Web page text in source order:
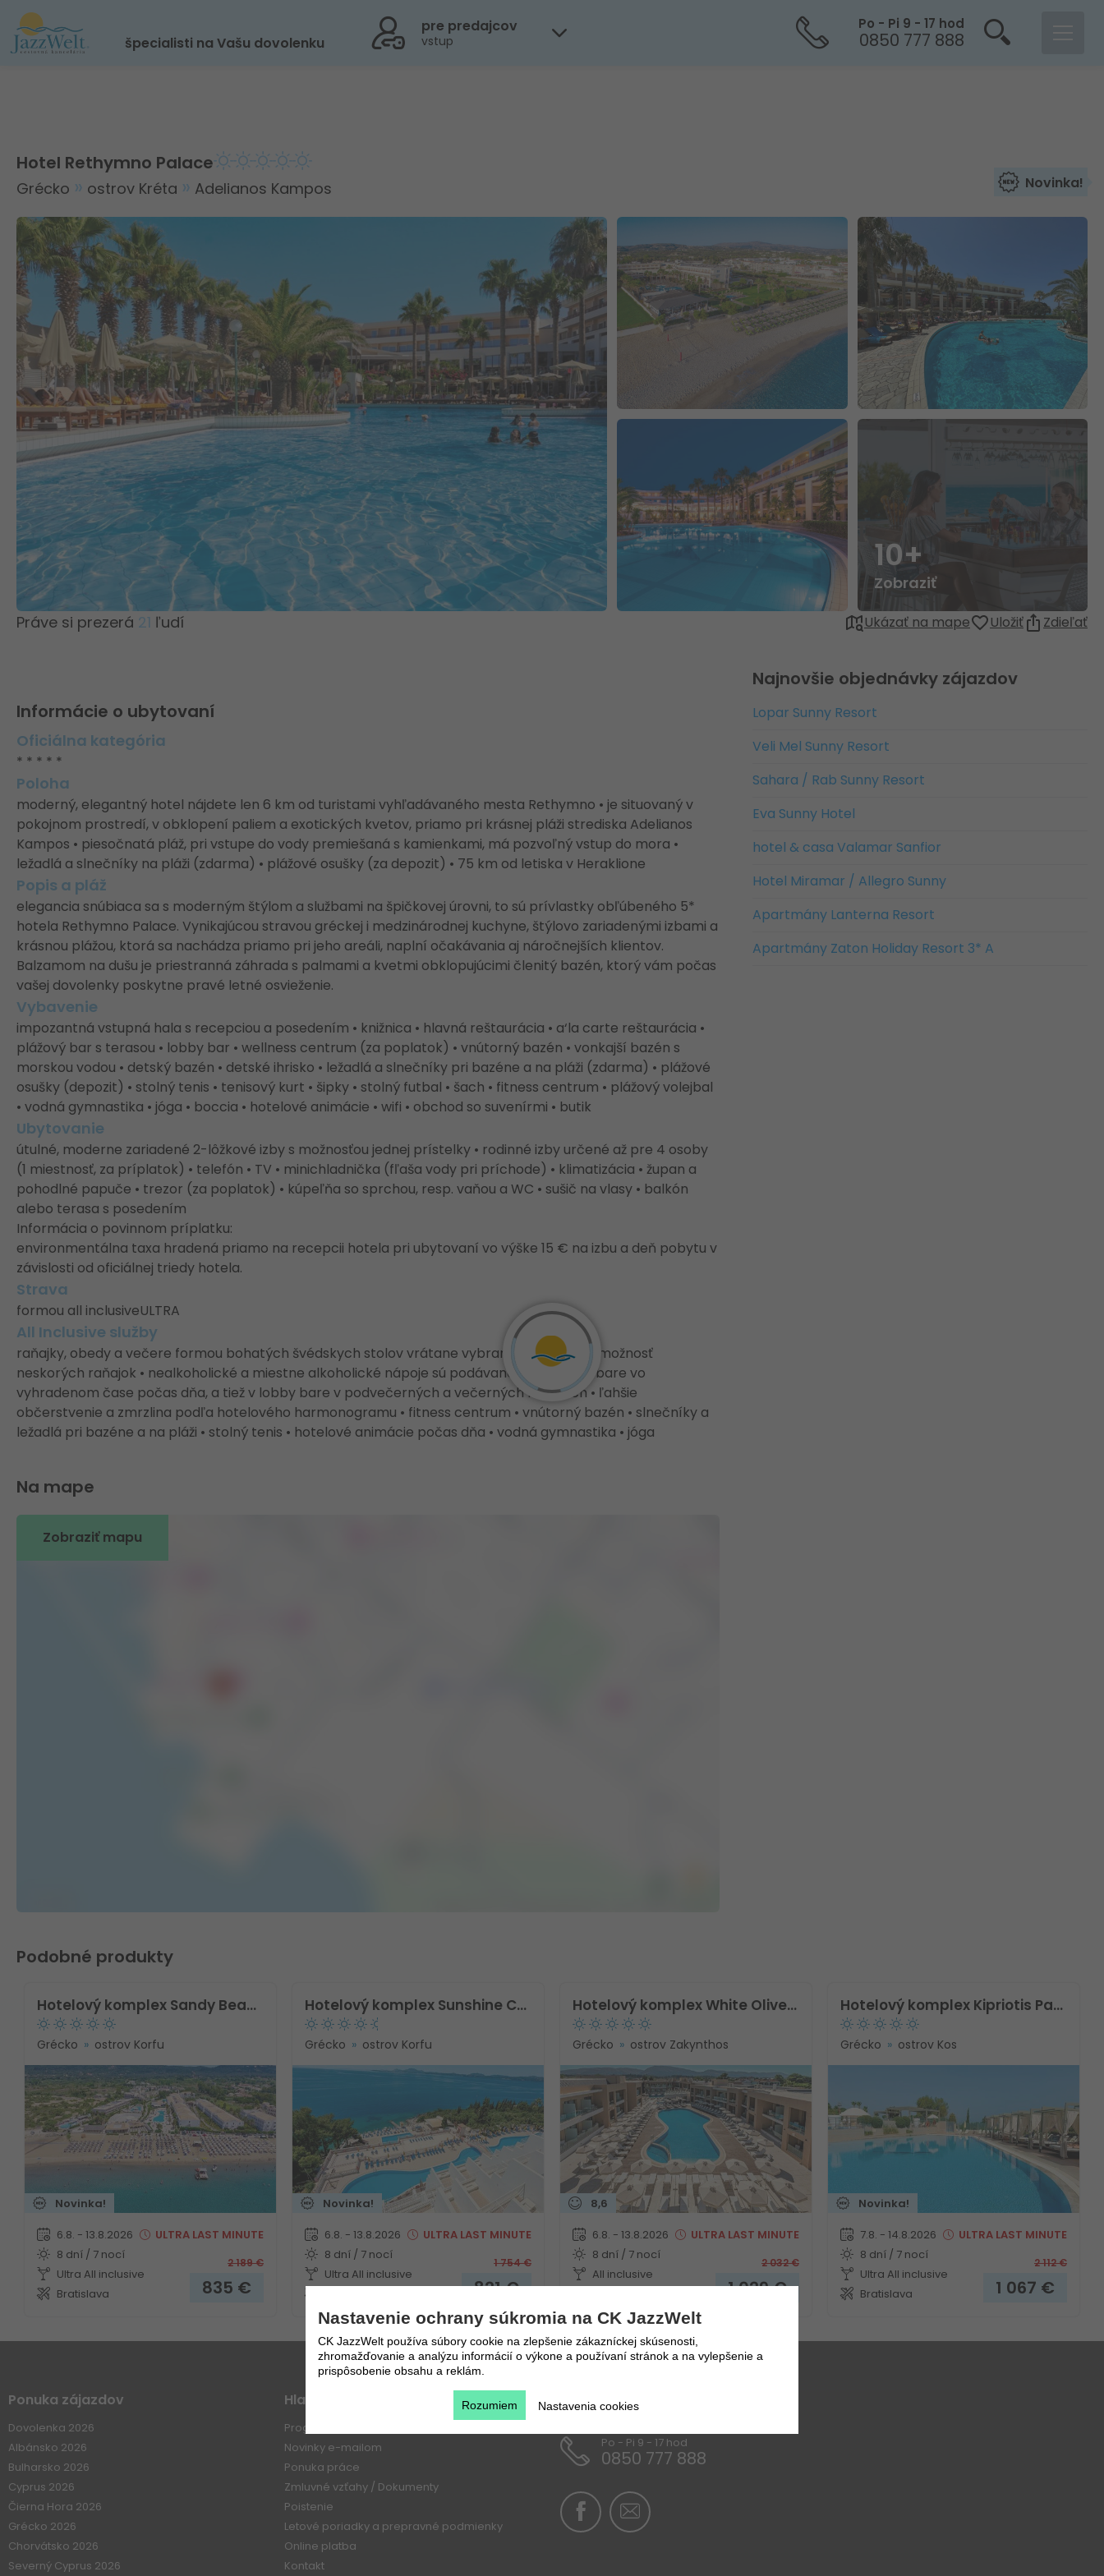
špecialisti na Vašu dovolenku
pre predajcov
vstup
Po - Pi 9 - 17 hod
0850 777 888
Hotel Rethymno Palace
Grécko ostrov Kréta Adelianos Kampos Novinka!
10+
Zobraziť
Práve si prezerá 21 ľudí Ukázať na mape Uložiť Zdieľať
Informácie o ubytovaní
Oficiálna kategória
* * * * *
Poloha
moderný, elegantný hotel nájdete len 6 km od turistami vyhľadávaného mesta Rethymno • je situovaný v
pokojnom prostredí, v obklopení paliem a exotických kvetov, priamo pri krásnej pláži strediska Adelianos
Kampos • piesočnatá pláž, pri vstupe do vody premiešaná s kamienkami, má pozvoľný vstup do mora •
ležadlá a slnečníky na pláži (zdarma) • plážové osušky (za depozit) • 75 km od letiska v Heraklione
Popis a pláž
elegancia snúbiaca sa s moderným štýlom a službami na špičkovej úrovni, to sú prívlastky obľúbeného 5*
hotela Rethymno Palace. Vynikajúcou stravou gréckej i medzinárodnej kuchyne, štýlovo zariadenými izbami a
krásnou plážou, ktorá sa nachádza priamo pri jeho areáli, naplní očakávania aj náročnejších klientov.
Balzamom na dušu je priestranná záhrada s palmami a kvetmi obklopujúcimi členitý bazén, ktorý vám počas
vašej dovolenky poskytne pravé letné osvieženie.
Vybavenie
impozantná vstupná hala s recepciou a posedením • knižnica • hlavná reštaurácia • a‘la carte reštaurácia •
plážový bar s terasou • lobby bar • wellness centrum (za poplatok) • vnútorný bazén • vonkajší bazén s
morskou vodou • detský bazén • detské ihrisko • ležadlá a slnečníky pri bazéne a na pláži (zdarma) • plážové
osušky (depozit) • stolný tenis • tenisový kurt • šipky • stolný futbal • šach • fitness centrum • plážový volejbal
• vodná gymnastika • jóga • boccia • hotelové animácie • wifi • obchod so suvenírmi • butik
Ubytovanie
útulné, moderne zariadené 2-lôžkové izby s možnosťou jednej prístelky • rodinné izby určené až pre 4 osoby
(1 miestnosť, za príplatok) • telefón • TV • minichladnička (fľaša vody pri príchode) • klimatizácia • župan a
pohodlné papuče • trezor (za poplatok) • kúpeľňa so sprchou, resp. vaňou a WC • sušič na vlasy • balkón
alebo terasa s posedením
Informácia o povinnom príplatku:
environmentálna taxa hradená priamo na recepcii hotela pri ubytovaní vo výške 15 € na izbu a deň pobytu v
závislosti od oficiálnej triedy hotela.
Strava
formou all inclusiveULTRA
All Inclusive služby
raňajky, obedy a večere formou bohatých švédskych stolov vrátane vybraných nápojov • možnosť
neskorých raňajok • nealkoholické a miestne alkoholické nápoje sú podávané v plážovom bare vo
vyhradenom čase počas dňa, a tiež v lobby bare v podvečerných a večerných hodinách • ľahšie
občerstvenie a zmrzlina podľa hotelového harmonogramu • fitness centrum • vnútorný bazén • slnečníky a
ležadlá pri bazéne a na pláži • stolný tenis • hotelové animácie počas dňa • vodná gymnastika • jóga
Na mape
Zobraziť mapu
Najnovšie objednávky zájazdov
Lopar Sunny Resort
Veli Mel Sunny Resort
Sahara / Rab Sunny Resort
Eva Sunny Hotel
hotel & casa Valamar Sanfior
Hotel Miramar / Allegro Sunny
Apartmány Lanterna Resort
Apartmány Zaton Holiday Resort 3* A
Podobné produkty
Hotelový komplex Sandy Beach Resort
Grécko ostrov Korfu
Novinka!
6.8. - 13.8.2026
8 dní / 7 nocí
Ultra All inclusive
Bratislava
ULTRA LAST MINUTE
2 189€
835 €
Hotelový komplex Sunshine Corfu Hotel & Spa
Grécko ostrov Korfu
Novinka!
6.8. - 13.8.2026
8 dní / 7 nocí
Ultra All inclusive
ULTRA LAST MINUTE
1 754€
821€
Hotelový komplex White Olive Elite Laganas
Grécko ostrov Zakynthos
8,6
6.8. - 13.8.2026
8 dní / 7 nocí
All inclusive
ULTRA LAST MINUTE
2 032€
1 029€
Hotelový komplex Kipriotis Panorama Hotel & Suite
Grécko ostrov Kos
Novinka!
7.8. - 14.8.2026
8 dní / 7 nocí
Ultra All inclusive
Bratislava
ULTRA LAST MINUTE
2 112€
1 067 €
Ponuka zájazdov
Dovolenka 2026
Albánsko 2026
Bulharsko 2026
Cyprus 2026
Čierna Hora 2026
Grécko 2026
Chorvátsko 2026
Severný Cyprus 2026
Hlavné Menu
Program 60+
Novinky e-mailom
Ponuka práce
Zmluvné vzťahy / Dokumenty
Poistenie
Letové poriadky a prepravné podmienky
Online platba
Kontakt
Po - Pi 9 - 17 hod
0850 777 888
Nastavenie ochrany súkromia na CK JazzWelt
CK JazzWelt používa súbory cookie na zlepšenie zákazníckej skúsenosti,
zhromažďovanie a analýzu informácií o výkone a používaní stránok a na vylepšenie a
prispôsobenie obsahu a reklám.
Nastavenia cookies
Rozumiem